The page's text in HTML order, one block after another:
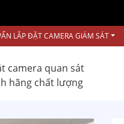
LẮP ĐẶT CAMERA GIÁM SÁT
camera quan sát
hãng chất lượng